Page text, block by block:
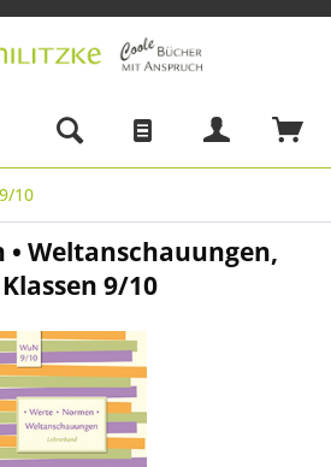
10
• Weltanschauungen,
9/10